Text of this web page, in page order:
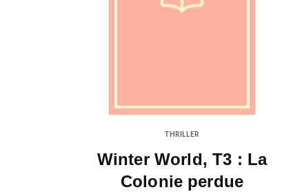
THRILLER
Winter World, T3 : La
Colonie perdue